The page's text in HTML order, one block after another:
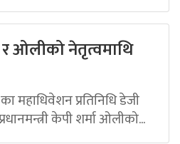
ओलीको नेतृत्वमाथि
महाधिवेशन प्रतिनिधि डेजी
केपी शर्मा ओलीको...